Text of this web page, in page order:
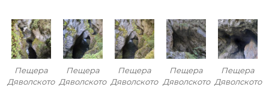
Пещера
Дяволското
Пещера
Дяволското
Пещера
Дяволското
Пещера
Дяволското
Пещера
Дяволското